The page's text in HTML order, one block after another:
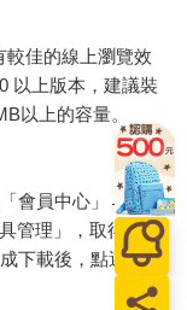
較佳的線上瀏覽效
以上版本，建議裝
以上的容量。
會員中心」→「我
管理」，取得通行
下載後，點選任一